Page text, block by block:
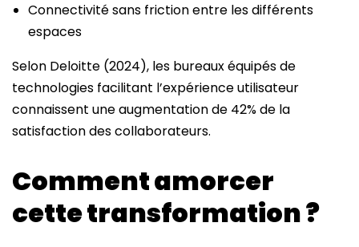
Connectivité sans friction entre les différents
espaces
Selon Deloitte (2024), les bureaux équipés de
technologies facilitant l’expérience utilisateur
connaissent une augmentation de 42% de la
satisfaction des collaborateurs.
Comment amorcer
cette transformation ?